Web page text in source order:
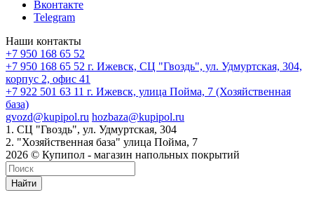
Вконтакте
Telegram
Наши контакты
+7 950 168 65 52
+7 950 168 65 52 г. Ижевск, СЦ "Гвоздь", ул. Удмуртская, 304,
корпус 2, офис 41
+7 922 501 63 11 г. Ижевск, улица Пойма, 7 (Хозяйственная
база)
gvozd@kupipol.ru hozbaza@kupipol.ru
1. СЦ "Гвоздь", ул. Удмуртская, 304
2. "Хозяйственная база" улица Пойма, 7
2026 © Купипол - магазин напольных покрытий
Найти